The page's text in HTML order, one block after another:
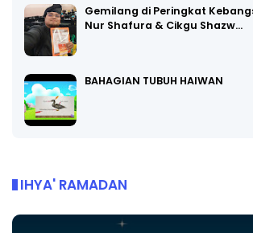
Gemilang di Peringkat
Nur Shafura & Cikgu Shazw…
BAHAGIAN TUBUH HAIWAN
IHYA' RAMADAN